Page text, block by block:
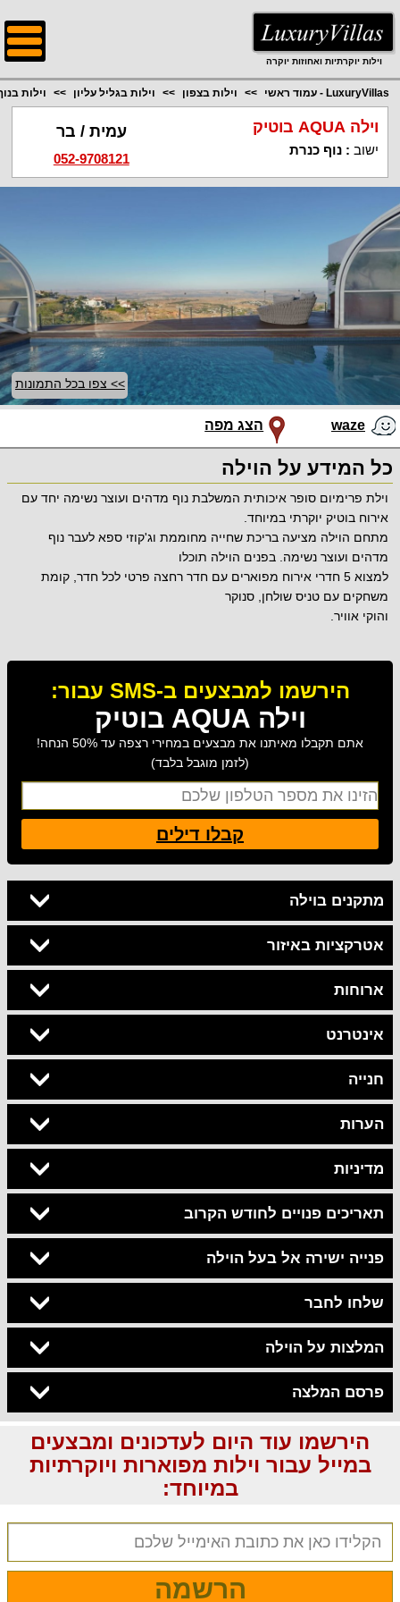
וילות יוקרתיות ואחוזות יוקרה
LuxuryVillas - עמוד ראשי וילות בצפון וילות בגליל עליון וילות
וילה AQUA בוטיק
ישוב :נוף כנרת
עמית / בר
052-9708121
>> צפו בכל התמונות
waze הצג מפה
כל המידע על הוילה
וילת פרימיום סופר איכותית המשלבת נוף מדהים ועוצר נשימה יחד עם
אירוח בוטיק יוקרתי במיוחד.
מתחם הוילה מציעה בריכת שחייה מחוממת וג'קוזי ספא לעבר נוף
מדהים ועוצר נשימה. בפנים הוילה תוכלו
למצוא 5 חדרי אירוח מפוארים עם חדר רחצה פרטי לכל חדר, קומת
משחקים עם טניס שולחן, סנוקר
והוקי אוויר.
הירשמו למבצעים ב-SMS עבור:
וילה AQUA בוטיק
אתם תקבלו מאיתנו את מבצעים במחירי רצפה עד 50% הנחה!
(לזמן מוגבל בלבד)
קבלו דילים
מתקנים בוילה
אטרקציות באיזור
ארוחות
אינטרנט
חנייה
הערות
מדיניות
תאריכים פנויים לחודש הקרוב
פנייה ישירה אל בעל הוילה
שלחו לחבר
המלצות על הוילה
פרסם המלצה
הירשמו עוד היום לעדכונים ומבצעים
במייל עבור וילות מפוארות ויוקרתיות
במיוחד:
הרשמה